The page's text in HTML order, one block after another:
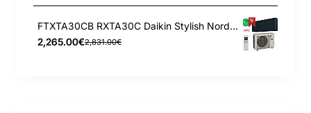
FTXTA30CB RXTA30C Daikin Stylish Nordic 3.0/3.2 kW šilumos siurblys
2,265.00€2,831.00€